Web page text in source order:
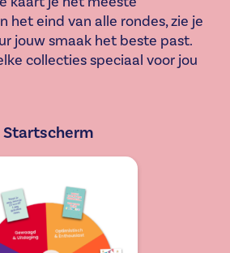
het eind van alle rondes, zie je
jouw smaak het beste past.
collecties speciaal voor jou
Startscherm